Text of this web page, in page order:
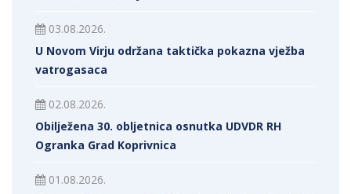
03.08.2026.
U Novom Virju održana taktička pokazna vježba
vatrogasaca
02.08.2026.
Obilježena 30. obljetnica osnutka UDVDR RH
Ogranka Grad Koprivnica
01.08.2026.